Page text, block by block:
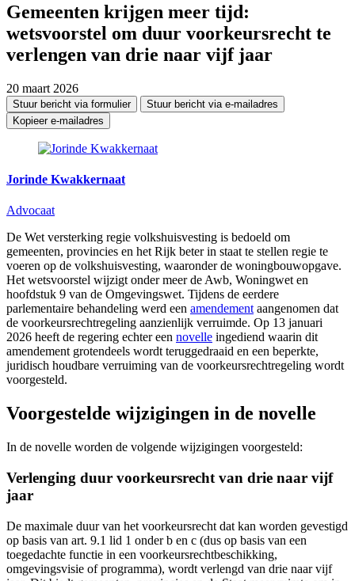
Gemeenten krijgen meer tijd:
wetsvoorstel om duur voorkeursrecht te
verlengen van drie naar vijf jaar
20 maart 2026
Stuur bericht via formulier
Stuur bericht via e-mailadres
Kopieer e-mailadres
Jorinde Kwakkernaat
Advocaat
De Wet versterking regie volkshuisvesting is bedoeld om
gemeenten, provincies en het Rijk beter in staat te stellen regie te
voeren op de volkshuisvesting, waaronder de woningbouwopgave.
Het wetsvoorstel wijzigt onder meer de Awb, Woningwet en
hoofdstuk 9 van de Omgevingswet. Tijdens de eerdere
parlementaire behandeling werd een amendement aangenomen dat
de voorkeursrechtregeling aanzienlijk verruimde. Op 13 januari
2026 heeft de regering echter een novelle ingediend waarin dit
amendement grotendeels wordt teruggedraaid en een beperkte,
juridisch houdbare verruiming van de voorkeursrechtregeling wordt
voorgesteld.
Voorgestelde wijzigingen in de novelle
In de novelle worden de volgende wijzigingen voorgesteld:
Verlenging duur voorkeursrecht van drie naar vijf
jaar
De maximale duur van het voorkeursrecht dat kan worden gevestigd
op basis van art. 9.1 lid 1 onder b en c (dus op basis van een
toegedachte functie in een voorkeursrechtbeschikking,
omgevingsvisie of programma), wordt verlengd van drie naar vijf